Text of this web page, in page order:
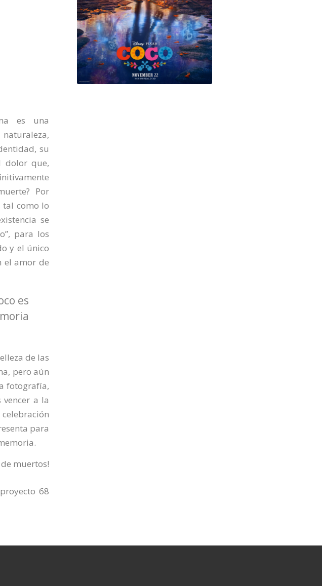
es una
su
dolor que,
Por
tal como lo
se
para los
y el único
el amor de
es
de las
pero aún
fotografía,
a la
para
de muertos!
68